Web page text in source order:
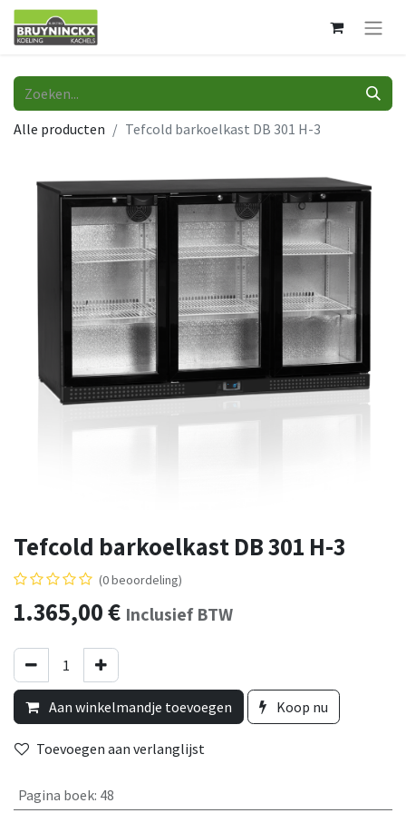
Alle producten Tefcold barkoelkast DB 301 H-3
Tefcold barkoelkast DB 301 H-3
(0 beoordeling)
1.365,00€ Inclusief BTW
Aan winkelmandje toevoegen Koop nu
Toevoegen aan verlanglijst
Pagina boek: 48